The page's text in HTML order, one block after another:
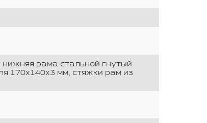
рама стальной гнутый
170х140х3 мм, стяжки рам из